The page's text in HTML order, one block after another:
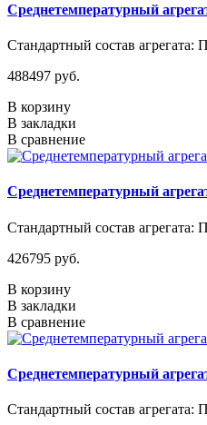
Среднетемпературный
Стандартный состав
488497 руб.
В корзину
В закладки
В сравнение
Среднетемпературный
Стандартный состав
426795 руб.
В корзину
В закладки
В сравнение
Среднетемпературный
Стандартный состав